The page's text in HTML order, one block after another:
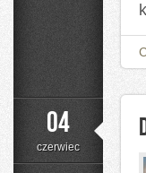
04
czerwiec